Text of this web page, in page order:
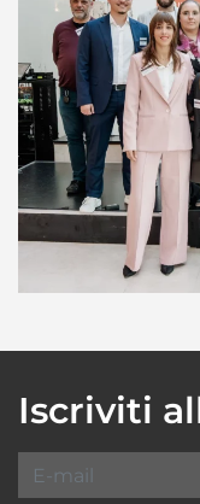
Iscriviti